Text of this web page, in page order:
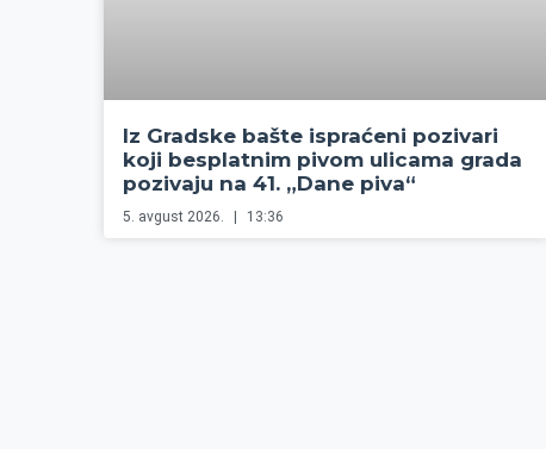
Iz Gradske bašte ispraćeni pozivari
koji besplatnim pivom ulicama grada
pozivaju na 41. „Dane piva“
5. avgust 2026. 13:36